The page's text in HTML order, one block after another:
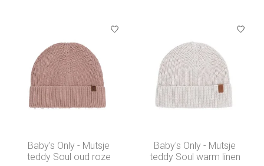
Baby's Only - Mutsje
teddy Soul oud roze
Baby's Only - Mutsje
teddy Soul warm linen